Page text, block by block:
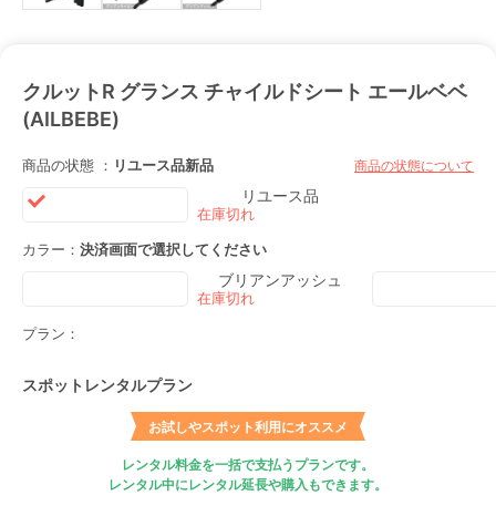
クルットR グランス チャイルドシート エールベベ
(AILBEBE)
商品の状態 ： リユース品新品 商品の状態について
リユース品
カラー： 決済画面で選択してください
ブリアンアッシュ
プラン：
スポットレンタルプラン
お試しやスポット利用にオススメ
レンタル料金を一括で支払うプランです。
レンタル中にレンタル延長や購入もできます。